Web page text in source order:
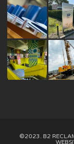
©2023. B2